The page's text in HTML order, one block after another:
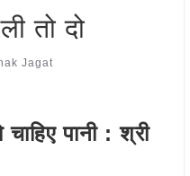
तो दो
Jagat
पानी : श्री